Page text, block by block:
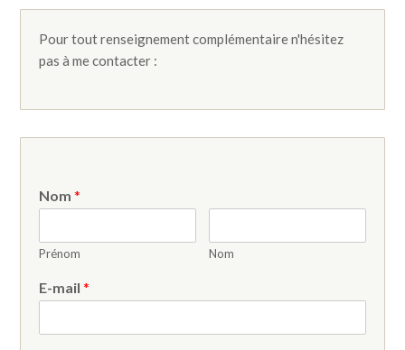
Pour tout renseignement complémentaire n'hésitez
pas à me contacter :
Nom*
Prénom Nom
E-mail*